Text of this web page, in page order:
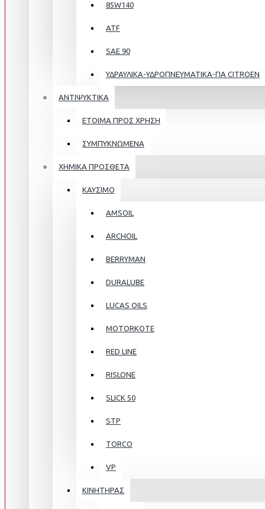
85W140
ATF
SAE 90
ΥΔΡΑΥΛΙΚΑ-ΥΔΡΟΠΝΕΥΜΑΤΙΚΑ-ΓΙΑ CITROEN
ΑΝΤΙΨΥΚΤΙΚΑ
ΕΤΟΙΜΑ ΠΡΟΣ ΧΡΗΣΗ
ΣΥΜΠΥΚΝΩΜΕΝΑ
ΧΗΜΙΚΑ ΠΡΟΣΘΕΤΑ
ΚΑΥΣΙΜΟ
AMSOIL
ARCHOIL
BERRYMAN
DURALUBE
LUCAS OILS
MOTORKOTE
RED LINE
RISLONE
SLICK 50
STP
TORCO
VP
ΚΙΝΗΤΗΡΑΣ